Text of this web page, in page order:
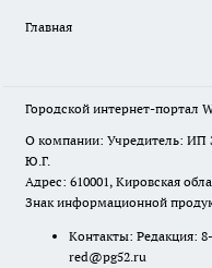
Главная
Городской интернет-портал
О компании: Учредитель: ИП
Ю.Г.
Адрес: 610001, Кировская
Знак информационной
Контакты: Редакция:
red@pg52.ru